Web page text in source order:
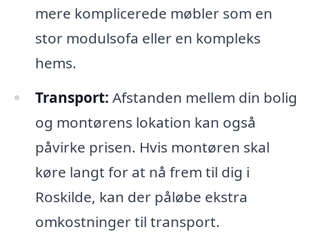
mere komplicerede møbler som en
stor modulsofa eller en kompleks
hems.
Transport: Afstanden mellem din bolig
og montørens lokation kan også
påvirke prisen. Hvis montøren skal
køre langt for at nå frem til dig i
Roskilde, kan der påløbe ekstra
omkostninger til transport.